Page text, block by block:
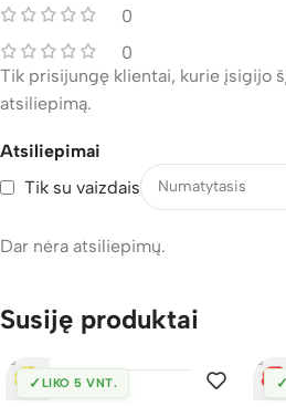
0
0
Atsiliepimai
Tik su vaizdais
Dar nėra atsiliepimų.
Tik prisijungę klientai, kurie įsigijo
atsiliepimą.
Susiję produktai
✓ LIKO 5 VNT. ✓